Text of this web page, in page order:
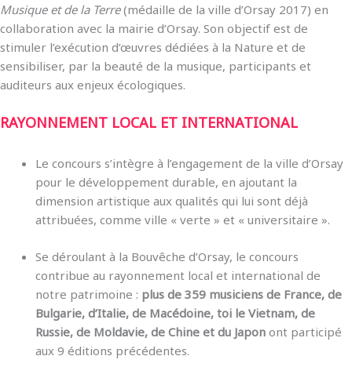
Musique et de la Terre(médaille de la ville d’Orsay 2017) en
collaboration avec la mairie d’Orsay. Son objectif est de
stimuler l’exécution d’œuvres dédiées à la Nature et de
sensibiliser, par la beauté de la musique, participants et
auditeurs aux enjeux écologiques.
RAYONNEMENT LOCAL ET INTERNATIONAL
Le concours s’intègre à l’engagement de la ville d’Orsay
pour le développement durable, en ajoutant la
dimension artistique aux qualités qui lui sont déjà
attribuées, comme ville « verte » et « universitaire ».
Se déroulant à la Bouvêche d’Orsay, le concours
contribue au rayonnement local et international de
notre patrimoine : plus de 359 musiciens de France, de
Bulgarie, d’Italie, de Macédoine, toi le Vietnam, de
Russie, de Moldavie, de Chine et du Japon ont participé
aux 9 éditions précédentes.